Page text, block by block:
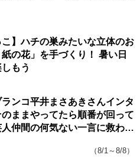
こ】ハチの巣みたいな立体のお
の花」を手づくり！ 暑い日
もう
ンコ平井まさあきさんインタ
のままやってたら順番が回って
人仲間の何気ない一言に救われ
（8/1～8/8）